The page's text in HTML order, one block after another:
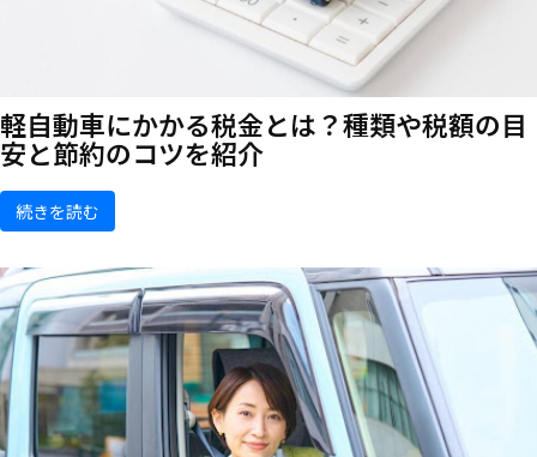
軽自動車にかかる税金とは？種類や税額の目
安と節約のコツを紹介
続きを読む